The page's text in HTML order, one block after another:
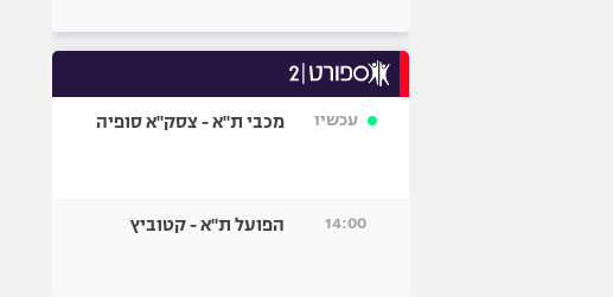
עכשיו מכבי ת"א - צסק"א סופיה
14:00 הפועל ת"א - קטוביץ